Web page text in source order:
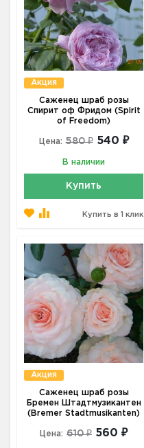
Акция
Саженец шраб розы
Спирит оф Фридом (Spirit
of Freedom)
Цена: 580 ₽ 540 ₽
В наличии
Купить
Купить в 1 клик
Акция
Саженец шраб розы
Бремен Штадтмузикантен
(Bremer Stadtmusikanten)
Цена: 610 ₽ 560 ₽